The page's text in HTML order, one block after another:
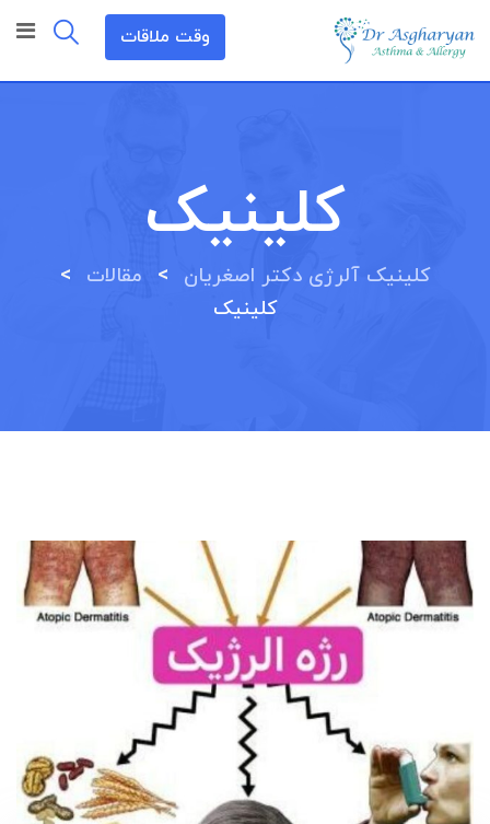
محتوا
وقت ملاقات
کلینیک
کلینیک آلرژی دکتر اصغریان > مقالات >
کلینیک